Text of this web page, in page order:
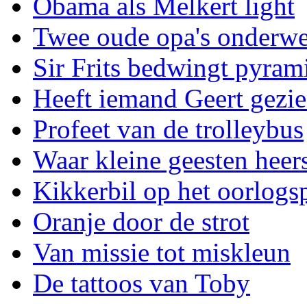
Twee oude opa's
Sir Frits bedwingt
Heeft iemand Geert
Profeet van de trolleybus
Waar kleine geesten
Kikkerbil op het
Oranje door de strot
Van missie tot miskleun
De tattoos van Toby